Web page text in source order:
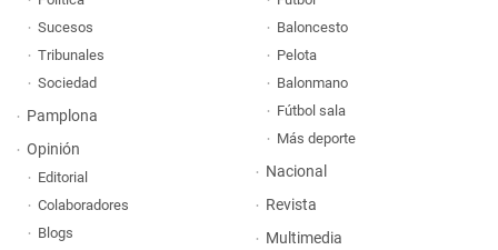
Sucesos
Tribunales
Sociedad
Pamplona
Opinión
Editorial
Colaboradores
Blogs
Baloncesto
Pelota
Balonmano
Fútbol sala
Más deporte
Nacional
Revista
Multimedia